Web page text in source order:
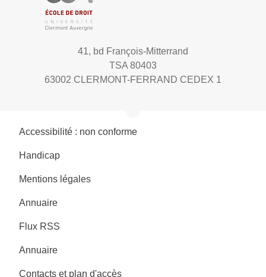
41, bd François-Mitterrand
TSA 80403
63002 CLERMONT-FERRAND CEDEX 1
Accessibilité : non conforme
Handicap
Mentions légales
Annuaire
Flux RSS
Annuaire
Contacts et plan d'accès